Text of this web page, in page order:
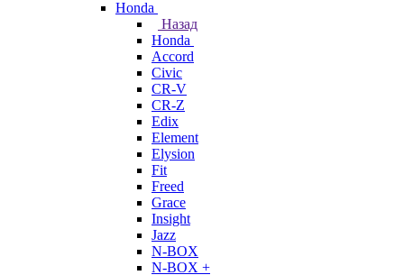
Honda
Назад
Honda
Accord
Civic
CR-V
CR-Z
Edix
Element
Elysion
Fit
Freed
Grace
Insight
Jazz
N-BOX
N-BOX +